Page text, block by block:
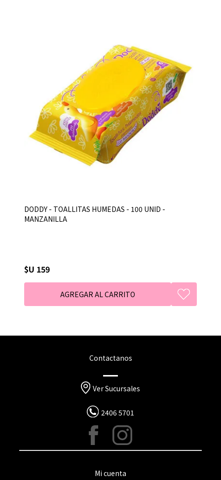
DODDY - TOALLITAS HUMEDAS - 100 UNID -
MANZANILLA
$U 159
Contactanos
Ver Sucursales
2406 5701
Mi cuenta